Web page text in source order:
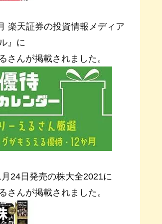
楽天証券の投資情報メディア
』に
さんが掲載されました。
24日発売の株大全2021に
さんが掲載されました。